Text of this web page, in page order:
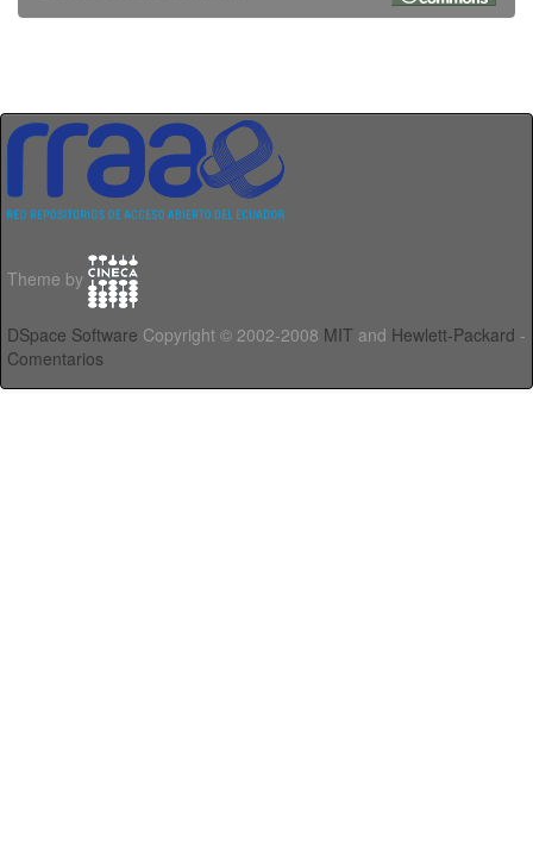
Theme by
DSpace Software Copyright © 2002-2008 MIT and Hewlett-Packard -
Comentarios